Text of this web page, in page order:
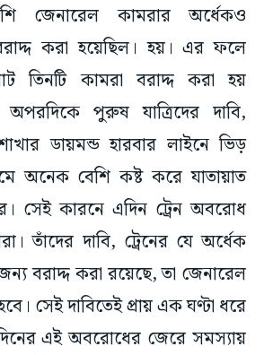
জেনারেল কামরার অর্ধেকও
করা হয়েছিল। হয়। এর ফলে
তিনটি কামরা বরাদ্দ করা হয়
অপরদিকে পুরুষ যাত্রিদের দাবি,
ডায়মন্ড হারবার লাইনে ভিড়
অনেক বেশি কষ্ট করে যাতায়াত
সেই কারনে এদিন ট্রেন অবরোধ
তাঁদের দাবি, ট্রেনের যে অর্ধেক
বরাদ্দ করা রয়েছে, তা জেনারেল
সেই দাবিতেই প্রায় এক ঘণ্টা ধরে
এই অবরোধের জেরে সমস্যায়